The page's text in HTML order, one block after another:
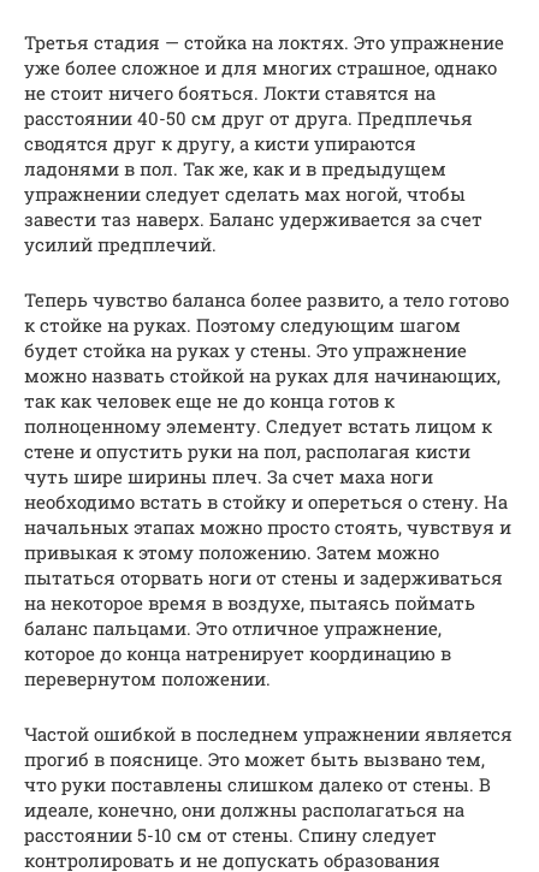
Третья стадия — стойка на локтях. Это упражнение
уже более сложное и для многих страшное, однако
не стоит ничего бояться. Локти ставятся на
расстоянии 40-50 см друг от друга. Предплечья
сводятся друг к другу, а кисти упираются
ладонями в пол. Так же, как и в предыдущем
упражнении следует сделать мах ногой, чтобы
завести таз наверх. Баланс удерживается за счет
усилий предплечий.
Теперь чувство баланса более развито, а тело готово
к стойке на руках. Поэтому следующим шагом
будет стойка на руках у стены. Это упражнение
можно назвать стойкой на руках для начинающих,
так как человек еще не до конца готов к
полноценному элементу. Следует встать лицом к
стене и опустить руки на пол, располагая кисти
чуть шире ширины плеч. За счет маха ноги
необходимо встать в стойку и опереться о стену. На
начальных этапах можно просто стоять, чувствуя и
привыкая к этому положению. Затем можно
пытаться оторвать ноги от стены и задерживаться
на некоторое время в воздухе, пытаясь поймать
баланс пальцами. Это отличное упражнение,
которое до конца натренирует координацию в
перевернутом положении.
Частой ошибкой в последнем упражнении является
прогиб в пояснице. Это может быть вызвано тем,
что руки поставлены слишком далеко от стены. В
идеале, конечно, они должны располагаться на
расстоянии 5-10 см от стены. Спину следует
контролировать и не допускать образования